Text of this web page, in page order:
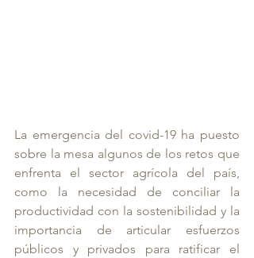
La emergencia del covid-19 ha puesto
sobre la mesa algunos de los retos que
enfrenta el sector agrícola del país,
como la necesidad de conciliar la
productividad con la sostenibilidad y la
importancia de articular esfuerzos
públicos y privados para ratificar el